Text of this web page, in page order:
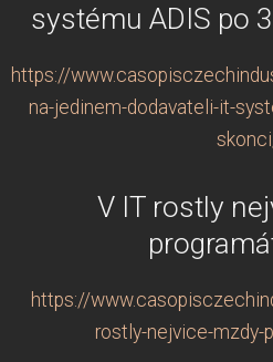
systému ADIS po
https://
na-jedinem-dodavateli-it-
V IT rostly
https://
rostly-nejvice-mzdy-